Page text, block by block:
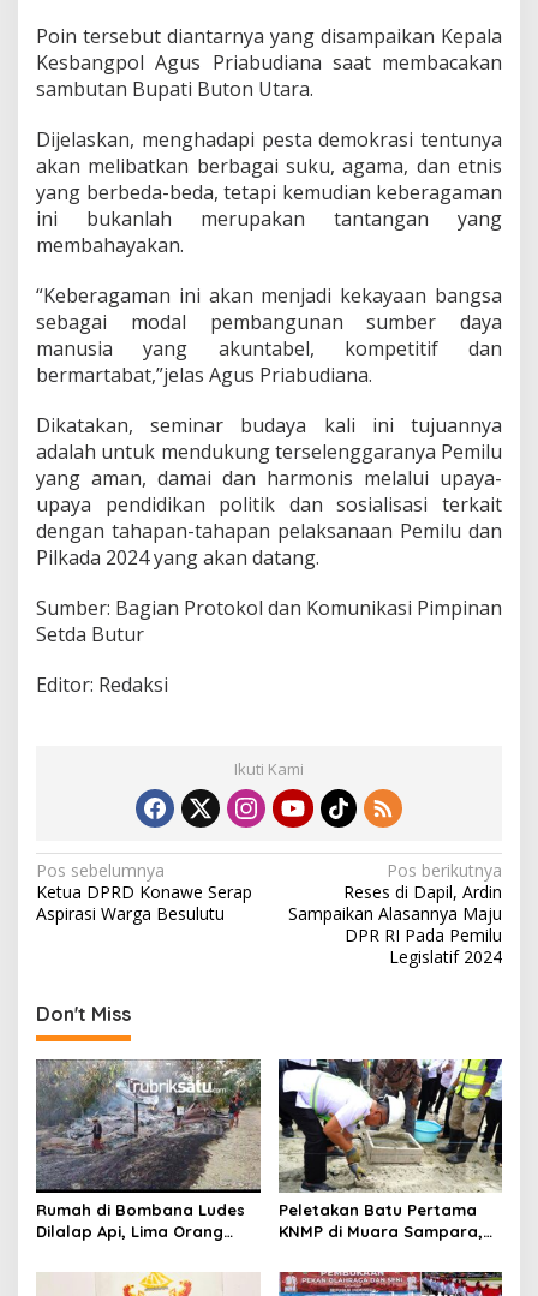
Poin tersebut diantarnya yang disampaikan Kepala
Kesbangpol Agus Priabudiana saat membacakan
sambutan Bupati Buton Utara.
Dijelaskan, menghadapi pesta demokrasi tentunya
akan melibatkan berbagai suku, agama, dan etnis
yang berbeda-beda, tetapi kemudian keberagaman
ini bukanlah merupakan tantangan yang
membahayakan.
“Keberagaman ini akan menjadi kekayaan bangsa
sebagai modal pembangunan sumber daya
manusia yang akuntabel, kompetitif dan
bermartabat,”jelas Agus Priabudiana.
Dikatakan, seminar budaya kali ini tujuannya
adalah untuk mendukung terselenggaranya Pemilu
yang aman, damai dan harmonis melalui upaya-
upaya pendidikan politik dan sosialisasi terkait
dengan tahapan-tahapan pelaksanaan Pemilu dan
Pilkada 2024 yang akan datang.
Sumber: Bagian Protokol dan Komunikasi Pimpinan
Setda Butur
Editor: Redaksi
Ikuti Kami
N
a
g
a
s
i
p
o
s
Pos sebelumnya
Ketua DPRD Konawe Serap
Aspirasi Warga Besulutu
Pos berikutnya
Reses di Dapil, Ardin
Sampaikan Alasannya Maju
DPR RI Pada Pemilu
Legislatif 2024
Don't Miss
Rumah di Bombana Ludes
Dilalap Api, Lima Orang
Dunia
Peletakan Batu Pertama
KNMP di Muara Sampara,
Jemput Program Pusat